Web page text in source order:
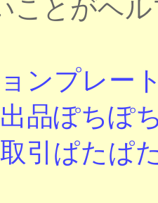
ことがヘ
ンプレー
品ぽちぽ
引ぱたぱ